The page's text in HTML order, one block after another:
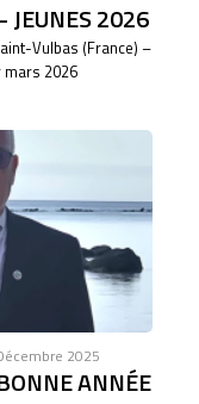
2026
Vulbas (France) –
mars 2026
2025
ANNÉE